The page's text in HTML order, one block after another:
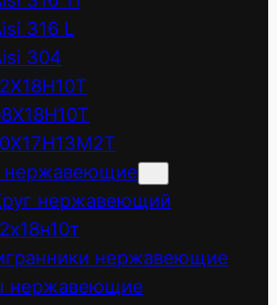
316 L
304
нержавеющие
нержавеющий
нержавеющие
нержавеющие